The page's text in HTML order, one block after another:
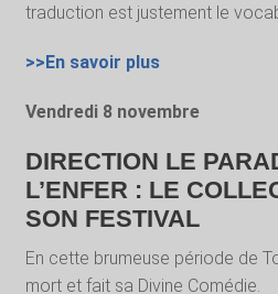
traduction est justement le
>>En savoir plus
Vendredi 8 novembre
DIRECTION LE
L’ENFER : LE
SON FESTIVAL
En cette brumeuse période de
mort et fait sa Divine Comédie.